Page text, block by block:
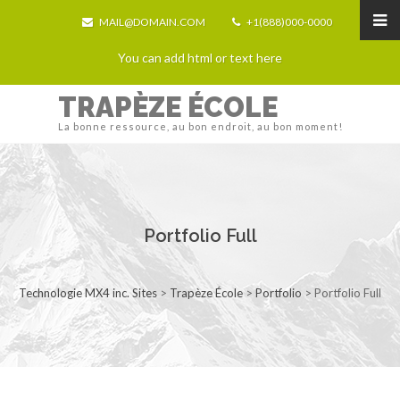
MAIL@DOMAIN.COM +1(888)000-0000
You can add html or text here
TRAPÈZE ÉCOLE
La bonne ressource, au bon endroit, au bon moment!
Portfolio Full
Technologie MX4 inc. Sites > Trapèze École >Portfolio > Portfolio Full